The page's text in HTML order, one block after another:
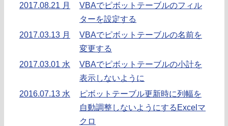
2017.08.21 月
VBAでピボットテーブルのフィル
ターを設定する
2017.03.13 月
VBAでピボットテーブルの名前を
変更する
2017.03.01 水
VBAでピボットテーブルの小計を
表示しないように
2016.07.13 水
ピボットテーブル更新時に列幅を
自動調整しないようにするExcelマ
クロ